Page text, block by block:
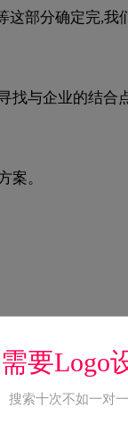
部分确定完,我
找与企业的结合
案。
研究、受众洞察
设计（LOGO方
场景设计）；第五
要Logo
搜索十次不如一对